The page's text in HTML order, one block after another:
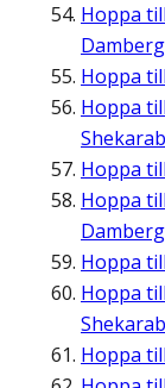
Hoppa till
Hoppa till
Hoppa till
Hoppa till
Hoppa till
Hoppa till
Hoppa till
Hoppa till